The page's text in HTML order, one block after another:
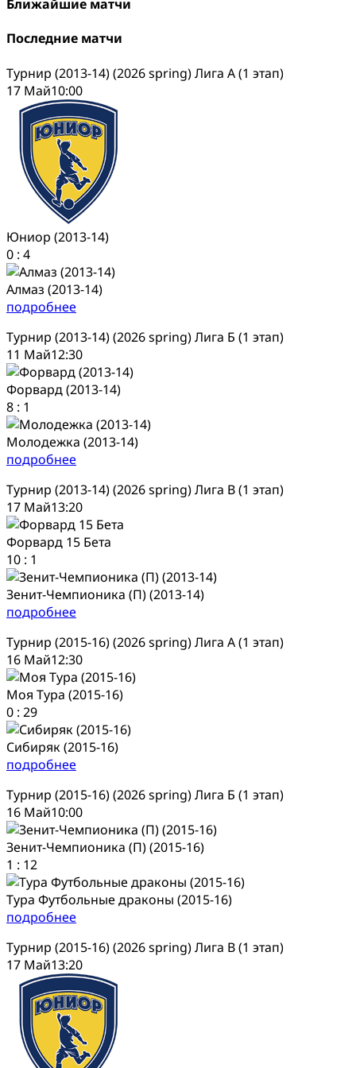
Ближайшие матчи
Последние матчи
Турнир (2013-14) (2026 spring) Лига А (1 этап)
17 Май10:00
Юниор (2013-14)
0 : 4
Алмаз (2013-14)
подробнее
Турнир (2013-14) (2026 spring) Лига Б (1 этап)
11 Май12:30
Форвард (2013-14)
8 : 1
Молодежка (2013-14)
подробнее
Турнир (2013-14) (2026 spring) Лига В (1 этап)
17 Май13:20
Форвард 15 Бета
10 : 1
Зенит-Чемпионика (П) (2013-14)
подробнее
Турнир (2015-16) (2026 spring) Лига А (1 этап)
16 Май12:30
Моя Тура (2015-16)
0 : 29
Сибиряк (2015-16)
подробнее
Турнир (2015-16) (2026 spring) Лига Б (1 этап)
16 Май10:00
Зенит-Чемпионика (П) (2015-16)
1 : 12
Тура Футбольные драконы (2015-16)
подробнее
Турнир (2015-16) (2026 spring) Лига В (1 этап)
17 Май13:20